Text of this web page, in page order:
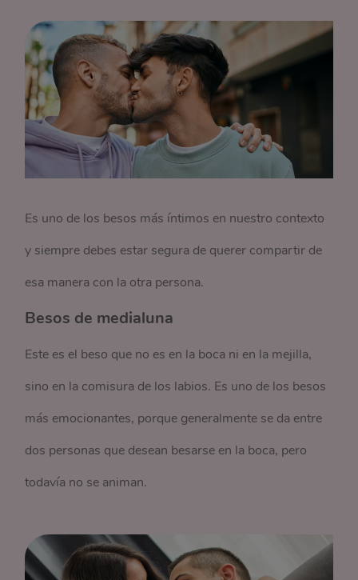
Es uno de los besos más íntimos en nuestro contexto
y siempre debes estar segura de querer compartir de
esa manera con la otra persona.
Besos de medialuna
Este es el beso que no es en la boca ni en la mejilla,
sino en la comisura de los labios. Es uno de los besos
más emocionantes, porque generalmente se da entre
dos personas que desean besarse en la boca, pero
todavía no se animan.